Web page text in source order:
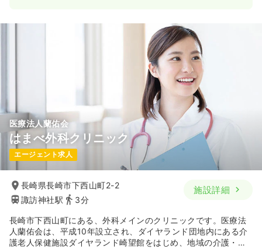
医療法人蘭佑会
はまべ外科クリニック
エージェント求人
長崎県長崎市下西山町2-2
諏訪神社駅
3分
施設詳細
長崎市下西山町にある、外科メインのクリニックです。医療法
人蘭佑会は、平成10年設立され、ダイヤランド団地内にある介
護老人保健施設ダイヤランド崎望館をはじめ、地域の介護・福